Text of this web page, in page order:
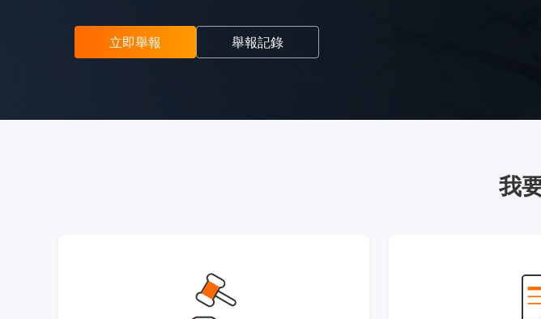
立即舉報 舉報記錄
我